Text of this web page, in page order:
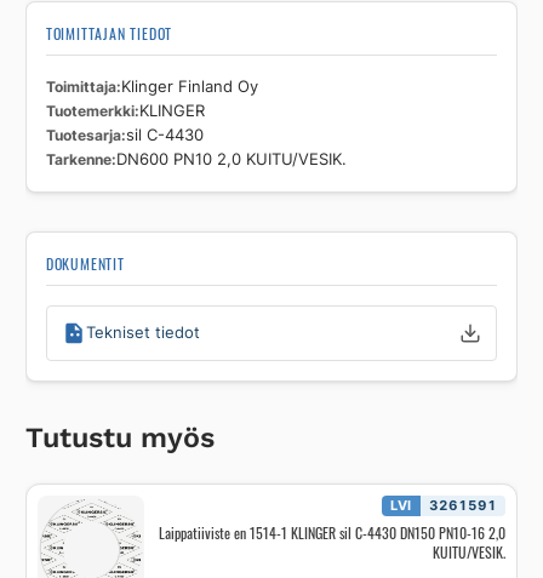
TOIMITTAJAN TIEDOT
Toimittaja Klinger Finland Oy
Tuotemerkki KLINGER
Tuotesarja sil C-4430
Tarkenne DN600 PN10 2,0 KUITU/VESIK.
DOKUMENTIT
Tekniset tiedot
Tutustu myös
LVI 3261591
Laippatiiviste en 1514-1 KLINGER sil C-4430 DN150 PN10-16 2,0
KUITU/VESIK.